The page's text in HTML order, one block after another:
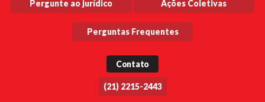
Pergunte ao jurídico Ações Coletivas
Perguntas Frequentes
Contato
(21) 2215-2443